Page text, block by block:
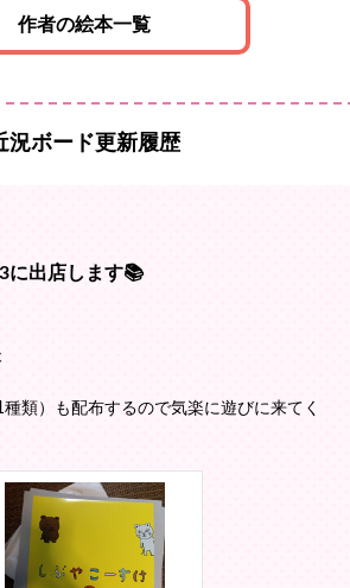
作者の絵本一覧
況ボード更新履歴
に出店します📚️
類）も配布するので気楽に遊びに来てく